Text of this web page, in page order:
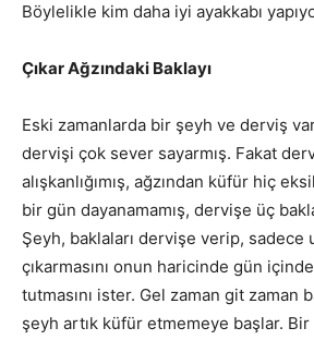
Böylelikle kim daha iyi ayakkabı
Çıkar Ağzındaki Baklayı
Eski zamanlarda bir şeyh ve derviş
dervişi çok sever sayarmış. Fakat
alışkanlığımış, ağzından küfür hiç
bir gün dayanamamış, dervişe üç
Şeyh, baklaları dervişe verip, sadece
çıkarmasını onun haricinde gün
tutmasını ister. Gel zaman git zaman
şeyh artık küfür etmemeye başlar.